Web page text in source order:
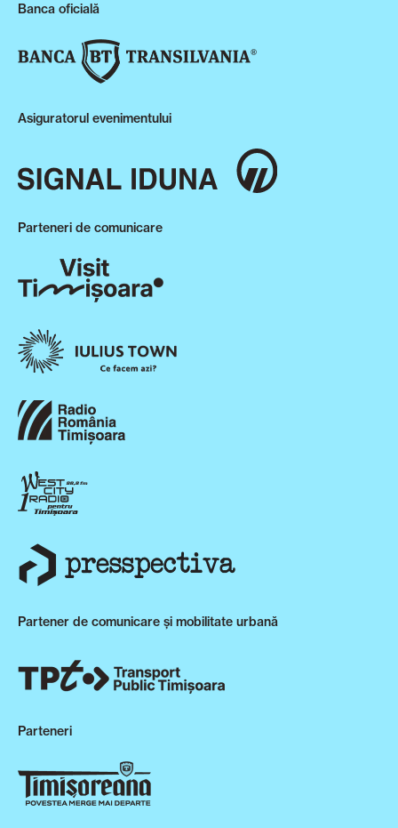
Banca oficială
Asiguratorul evenimentului
Parteneri de comunicare
Partener de comunicare și mobilitate urbană
Parteneri